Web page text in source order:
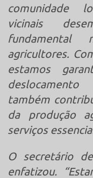
comunidade
vicinais
agricultores.
estamos
também
da produção
serviços
O secretário
enfatizou.